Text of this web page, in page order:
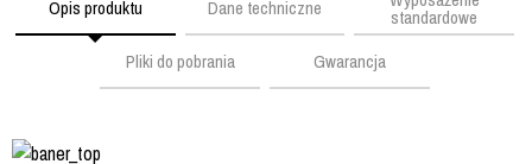
Opis produktu Dane techniczne
standardowe
Pliki do pobrania
Gwarancja